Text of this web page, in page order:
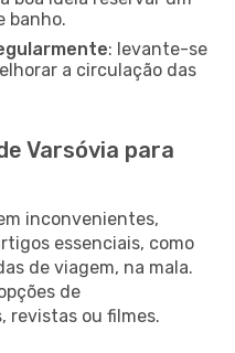
banho.
: levante-se
a circulação das
Varsóvia para
inconvenientes,
essenciais, como
de viagem, na mala.
de
revistas ou filmes.